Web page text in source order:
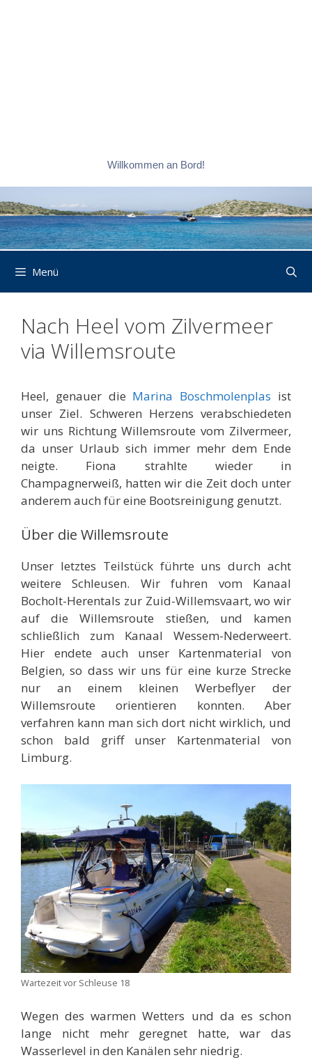
Willkommen an Bord!
Menü
Nach Heel vom Zilvermeer
via Willemsroute
Heel, genauer die Marina Boschmolenplas ist
unser Ziel. Schweren Herzens verabschiedeten
wir uns Richtung Willemsroute vom Zilvermeer,
da unser Urlaub sich immer mehr dem Ende
neigte. Fiona strahlte wieder in
Champagnerweiß, hatten wir die Zeit doch unter
anderem auch für eine Bootsreinigung genutzt.
Über die Willemsroute
Unser letztes Teilstück führte uns durch acht
weitere Schleusen. Wir fuhren vom Kanaal
Bocholt-Herentals zur Zuid-Willemsvaart, wo wir
auf die Willemsroute stießen, und kamen
schließlich zum Kanaal Wessem-Nederweert.
Hier endete auch unser Kartenmaterial von
Belgien, so dass wir uns für eine kurze Strecke
nur an einem kleinen Werbeflyer der
Willemsroute orientieren konnten. Aber
verfahren kann man sich dort nicht wirklich, und
schon bald griff unser Kartenmaterial von
Limburg.
Wartezeit vor Schleuse 18
Wegen des warmen Wetters und da es schon
lange nicht mehr geregnet hatte, war das
Wasserlevel in den Kanälen sehr niedrig.